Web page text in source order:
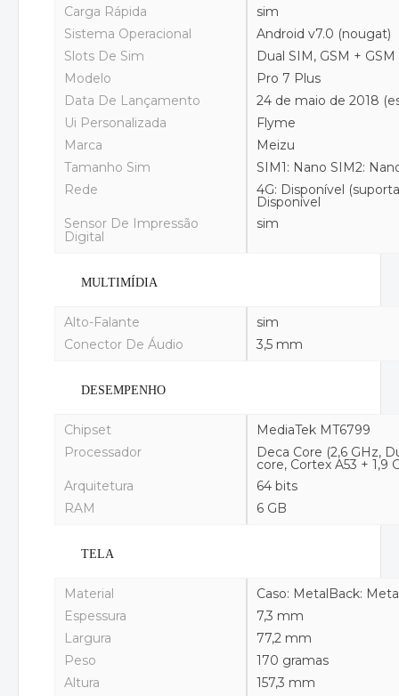
Carga Rápida
sim
Sistema Operacional
Android v7.0 (nougat)
Slots De Sim
Dual SIM, GSM + GSM
Modelo
Pro 7 Plus
Data De Lançamento
24 de maio de 2018
Ui Personalizada
Flyme
Marca
Meizu
Tamanho Sim
SIM1: Nano SIM2:
Rede
4G: Disponível
Disponível
Sensor De Impressão
Digital
sim
MULTIMÍDIA
Alto-Falante
sim
Conector De Áudio
3,5 mm
DESEMPENHO
Chipset
MediaTek MT6799
Processador
Deca Core (2,6 GHz,
core, Cortex A53 + 1,9
Arquitetura
64 bits
RAM
6 GB
TELA
Material
Caso: MetalBack:
Espessura
7,3 mm
Largura
77,2 mm
Peso
170 gramas
Altura
157,3 mm